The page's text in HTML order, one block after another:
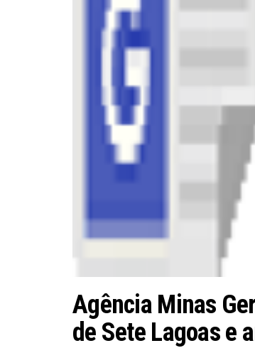
Agência Minas
de Sete Lagoas e